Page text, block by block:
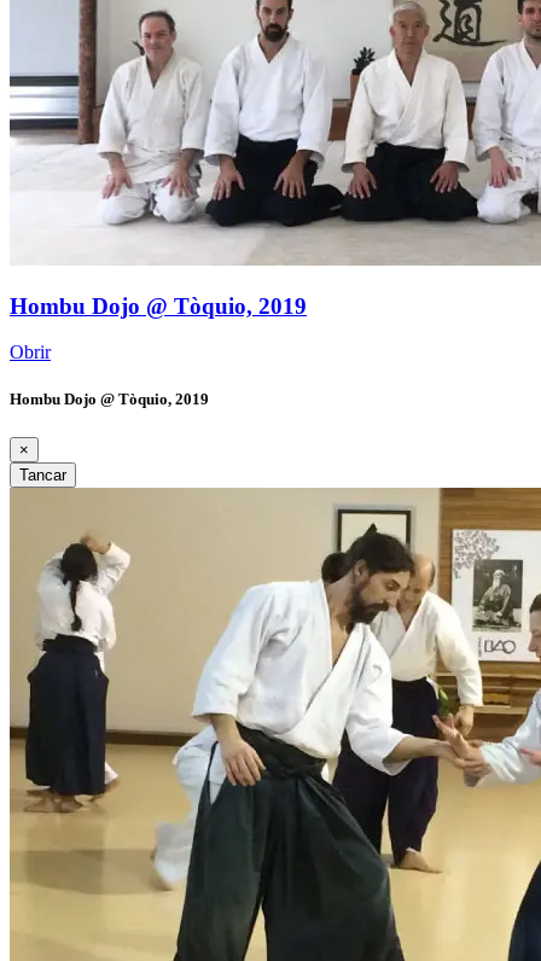
Hombu Dojo @ Tòquio, 2019
Obrir
Hombu Dojo @ Tòquio, 2019
×
Tancar